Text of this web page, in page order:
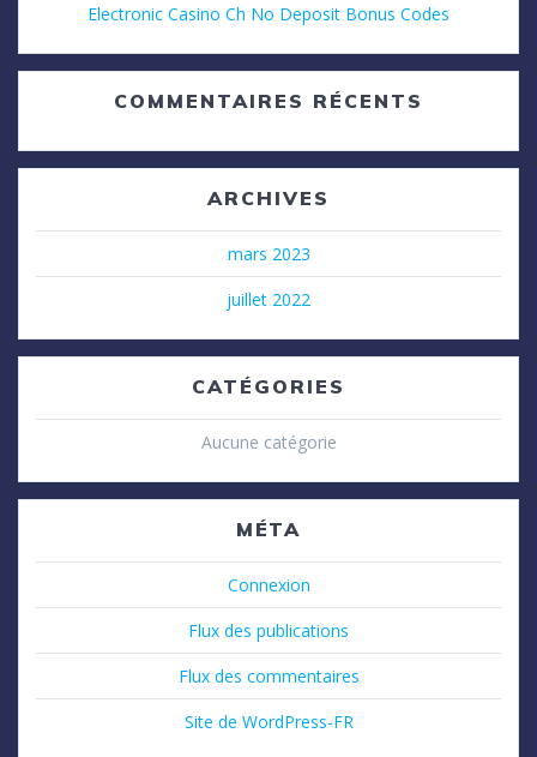
Electronic Casino Ch No Deposit Bonus Codes
COMMENTAIRES RÉCENTS
ARCHIVES
mars 2023
juillet 2022
CATÉGORIES
Aucune catégorie
MÉTA
Connexion
Flux des publications
Flux des commentaires
Site de WordPress-FR